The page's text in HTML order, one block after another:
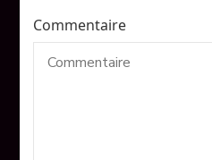
Commentaire